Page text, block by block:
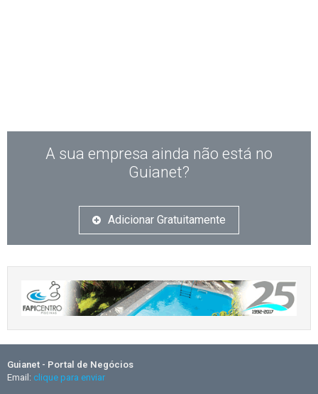
A sua empresa ainda não está no
Guianet?
Adicionar Gratuitamente
Guianet - Portal de Negócios
Email: clique para enviar